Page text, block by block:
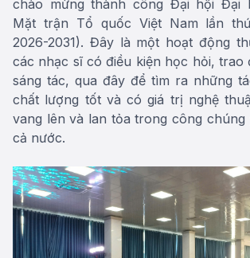
chào mừng thành công Đại hội Đại
Mặt trận Tổ quốc Việt Nam lần
2026-2031). Đây là một hoạt động
các nhạc sĩ có điều kiện học hỏi, trao
sáng tác, qua đây để tìm ra những
chất lượng tốt và có giá trị nghệ
vang lên và lan tỏa trong công
cả nước.